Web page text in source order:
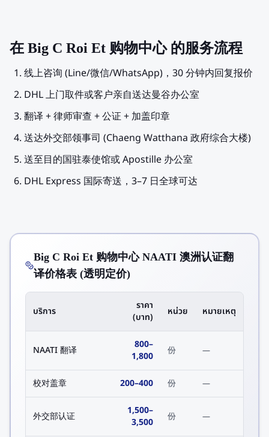
在 Big C Roi Et 购物中心 的服务流程
线上咨询 (Line/微信/WhatsApp)，30 分钟内回复报价
DHL 上门取件或客户亲自送达曼谷办公室
翻译 + 律师审查 + 公证 + 加盖印章
送达外交部领事司 (Chaeng Watthana 政府综合大楼)
送至目的国驻泰使馆或 Apostille 办公室
DHL Express 国际寄送，3–7 日全球可达
Big C Roi Et 购物中心 NAATI 澳洲认证翻
译价格表 (透明定价)
บริการ
ราคา
(บาท)
หน่วย หมายเหตุ
NAATI 翻译 800–
1,800
份 —
校对盖章 200–400 份 —
外交部认证 1,500–
3,500
份 —